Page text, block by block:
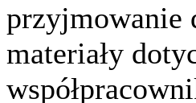
przyjmowanie
materiały